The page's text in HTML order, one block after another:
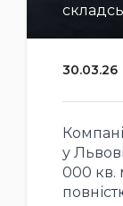
30.03.26
у
000 кв.